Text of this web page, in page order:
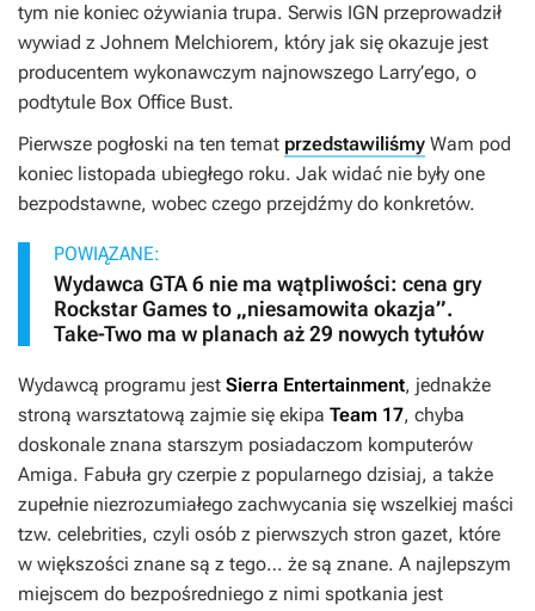
tym nie koniec ożywiania trupa. Serwis IGN przeprowadził
wywiad z Johnem Melchiorem, który jak się okazuje jest
producentem wykonawczym najnowszego Larry’ego, o
podtytule Box Office Bust.
Pierwsze pogłoski na ten temat przedstawiliśmy Wam pod
koniec listopada ubiegłego roku. Jak widać nie były one
bezpodstawne, wobec czego przejdźmy do konkretów.
POWIĄZANE:
Wydawca GTA 6 nie ma wątpliwości: cena gry
Rockstar Games to „niesamowita okazja”.
Take-Two ma w planach aż 29 nowych tytułów
Wydawcą programu jest Sierra Entertainment, jednakże
stroną warsztatową zajmie się ekipa Team 17, chyba
doskonale znana starszym posiadaczom komputerów
Amiga. Fabuła gry czerpie z popularnego dzisiaj, a także
zupełnie niezrozumiałego zachwycania się wszelkiej maści
tzw. celebrities, czyli osób z pierwszych stron gazet, które
w większości znane są z tego… że są znane. A najlepszym
miejscem do bezpośredniego z nimi spotkania jest